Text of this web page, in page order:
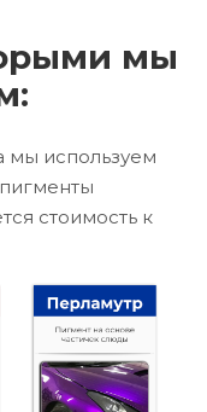
мы
мы используем
стоимость к